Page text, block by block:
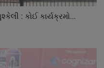
: કોઈ કાર્યક્રમો...